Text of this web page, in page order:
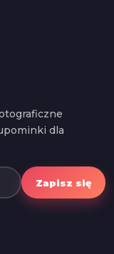
dla
Zapisz się